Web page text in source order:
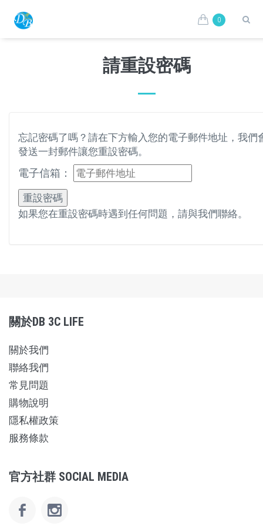
0
請重設密碼
忘記密碼了嗎？請在下方輸入您的電子郵件地址，我們
發送一封郵件讓您重設密碼。
電子信箱：
重設密碼
如果您在重設密碼時遇到任何問題，請與我們聯絡。
關於DB 3C LIFE
關於我們
聯絡我們
常見問題
購物說明
隱私權政策
服務條款
官方社群 SOCIAL MEDIA